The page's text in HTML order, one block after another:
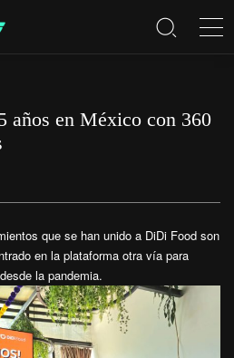
años en México con 360
que se han unido a DiDi Food son
en la plataforma otra vía para
la pandemia.